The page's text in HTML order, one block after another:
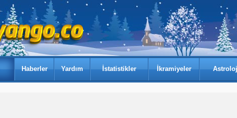
Haberler Yardım İstatistikler İkramiyeler